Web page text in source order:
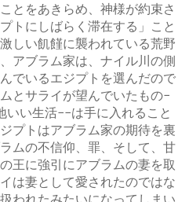
とをあきらめ、神様が約束さ
トにしばらく滞在する」こと
しい飢饉に襲われている荒野
アブラム家は、ナイル川の側
でいるエジプトを選んだので
とサライが望んでいたもの−
いい生活−−は手に入れること
プトはアブラム家の期待を裏
ムの不信仰、罪、そして、甘
王に強引にアブラムの妻を取
は妻として愛されたのではな